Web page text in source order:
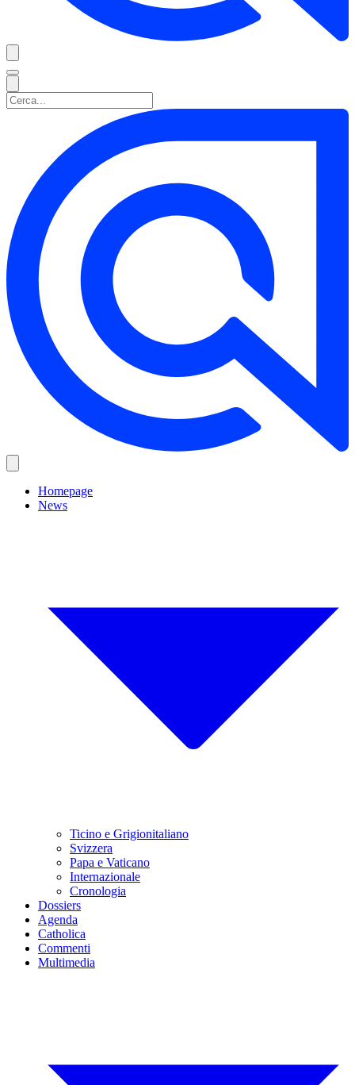
Homepage
News
Ticino e Grigionitaliano
Svizzera
Papa e Vaticano
Internazionale
Cronologia
Dossiers
Agenda
Catholica
Commenti
Multimedia